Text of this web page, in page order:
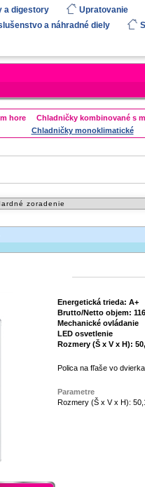
a digestory
Upratovanie
a náhradné diely
hore Chladničky kombinované s
Chladničky monoklimatické
Energetická trieda: A+
Brutto/Netto objem: 116
Mechanické ovládanie
LED osvetlenie
Rozmery (Š x V x H):
Polica na fľaše vo
Parametre
Rozmery (Š x V x H):